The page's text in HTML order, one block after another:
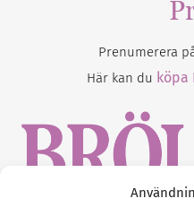
Prenumerera
Här kan du köpa